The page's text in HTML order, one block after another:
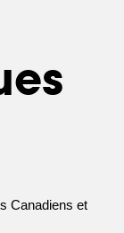
Canadiens et